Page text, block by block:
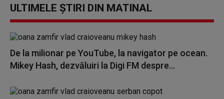
ULTIMELE ȘTIRI DIN MATINAL
De la milionar pe YouTube, la navigator pe ocean.
Mikey Hash, dezvăluiri la Digi FM despre...